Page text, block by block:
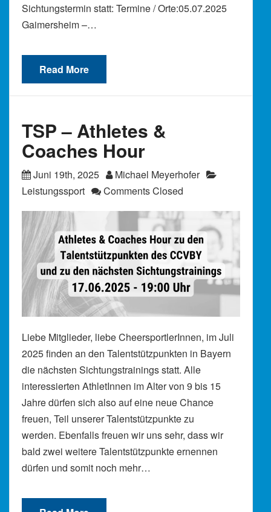
Sichtungstermin statt: Termine / Orte:05.07.2025
Gaimersheim –…
Read More
TSP – Athletes &
Coaches Hour
Juni 19th, 2025
Michael Meyerhofer
Leistungssport
Comments Closed
Liebe Mitglieder, liebe CheersportlerInnen, im Juli
2025 finden an den Talentstützpunkten in Bayern
die nächsten Sichtungstrainings statt. Alle
interessierten AthletInnen im Alter von 9 bis 15
Jahre dürfen sich also auf eine neue Chance
freuen, Teil unserer Talentstützpunkte zu
werden. Ebenfalls freuen wir uns sehr, dass wir
bald zwei weitere Talentstützpunkte ernennen
dürfen und somit noch mehr…